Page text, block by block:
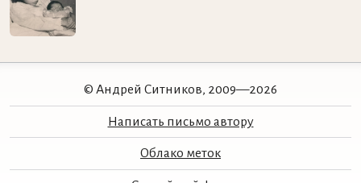
© Андрей Ситников, 2009—2026
Написать письмо автору
Облако меток